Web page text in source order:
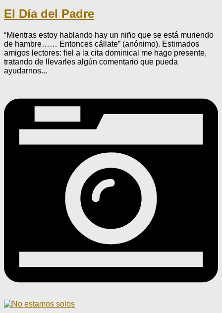
El Día del Padre
“Mientras estoy hablando hay un niño que se está muriendo
de hambre…… Entonces cállate” (anónimo). Estimados
amigos lectores: fiel a la cita dominical me hago presente,
tratando de llevarles algún comentario que pueda
ayudarnos...